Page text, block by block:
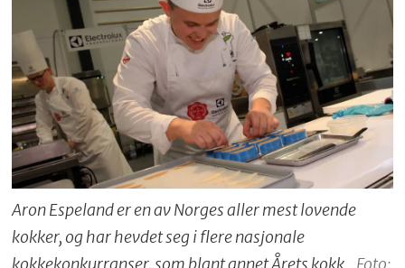
Aron Espeland er en av Norges aller mest lovende
kokker, og har hevdet seg i flere nasjonale